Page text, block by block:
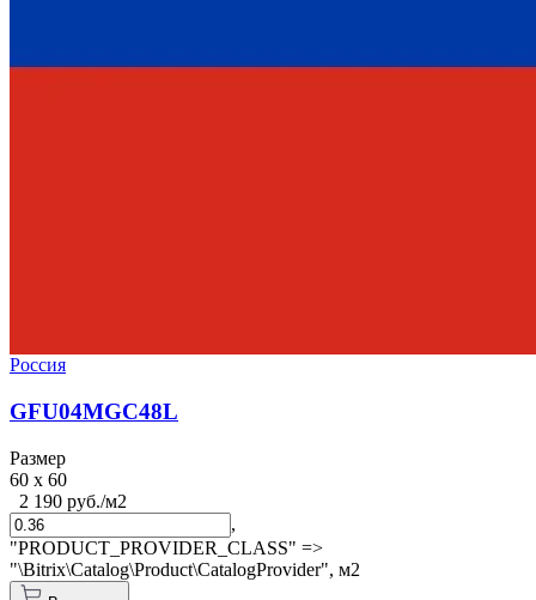
Россия
GFU04MGC48L
Размер
60 x 60
2 190 руб./м2
,
"PRODUCT_PROVIDER_CLASS" =>
"\Bitrix\Catalog\Product\CatalogProvider", м2